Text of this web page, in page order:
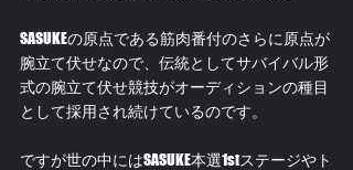
SASUKEの原点である筋肉番付のさらに原点が
腕立て伏せなので、伝統としてサバイバル形
式の腕立て伏せ競技がオーディションの種目
として採用され続けているのです。
ですが世の中にはSASUKE本選1stステージやト